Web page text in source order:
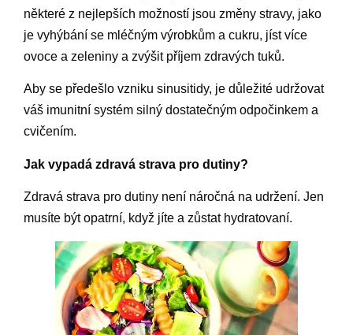
některé z nejlepších možností jsou změny stravy, jako
je vyhýbání se mléčným výrobkům a cukru, jíst více
ovoce a zeleniny a zvýšit příjem zdravých tuků.
Aby se předešlo vzniku sinusitidy, je důležité udržovat
váš imunitní systém silný dostatečným odpočinkem a
cvičením.
Jak vypadá zdravá strava pro dutiny?
Zdravá strava pro dutiny není náročná na udržení. Jen
musíte být opatrní, když jíte a zůstat hydratovaní.